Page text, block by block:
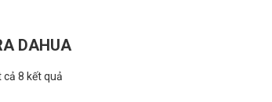
DAHUA
cả 8 kết quả